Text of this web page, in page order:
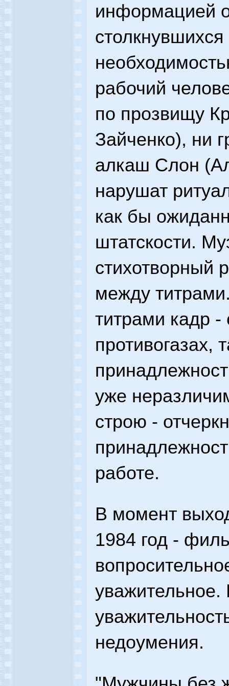
информацией
рабочий
по прозвищу
Зайченко), ни
алкаш Слон
нарушат
как бы
штатскости.
стихотворный
между
титрами кадр -
противогазах,
уже
строю -
работе.
В момент
1984 год -
уважительное.
недоумения.